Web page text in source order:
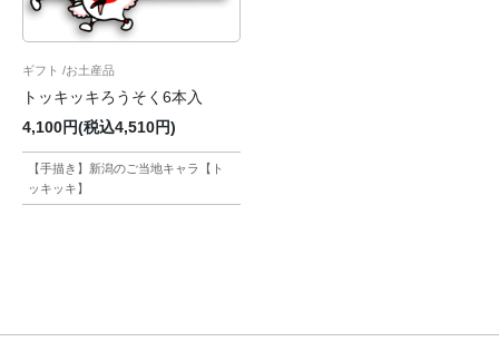
ギフト お土産品
トッキッキろうそく6本入
4,100円(税込4,510円)
【手描き】新潟のご当地キャラ【ト
ッキッキ】